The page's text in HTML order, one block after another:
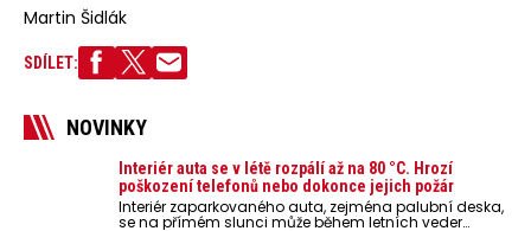
Martin Šidlák
SDÍLET:
NOVINKY
Interiér auta se v létě rozpálí až na 80 °C. Hrozí
poškození telefonů nebo dokonce jejich požár
Interiér zaparkovaného auta, zejména palubní deska,
se na přímém slunci může během letních veder